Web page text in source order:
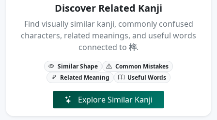
Discover Related Kanji
Find visually similar kanji, commonly confused
characters, related meanings, and useful words
connected to 梓.
Similar Shape
Common Mistakes
Related Meaning
Useful Words
Explore Similar Kanji